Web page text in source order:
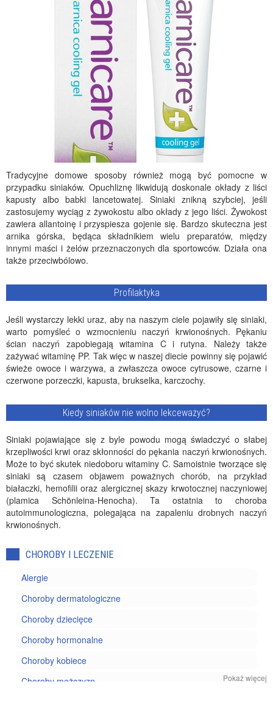
Tradycyjne domowe sposoby również mogą być pomocne w
przypadku siniaków. Opuchliznę likwidują doskonale okłady z liści
kapusty albo babki lancetowatej. Siniaki znikną szybciej, jeśli
zastosujemy wyciąg z żywokostu albo okłady z jego liści. Żywokost
zawiera allantoinę i przyspiesza gojenie się. Bardzo skuteczna jest
arnika górska, będąca składnikiem wielu preparatów, między
innymi maści i żelów przeznaczonych dla sportowców. Działa ona
także przeciwbólowo.
Profilaktyka
Jeśli wystarczy lekki uraz, aby na naszym ciele pojawiły się siniaki,
warto pomyśleć o wzmocnieniu naczyń krwionośnych. Pękaniu
ścian naczyń zapobiegają witamina C i rutyna. Należy także
zażywać witaminę PP. Tak więc w naszej diecie powinny się pojawić
świeże owoce i warzywa, a zwłaszcza owoce cytrusowe, czarne i
czerwone porzeczki, kapusta, brukselka, karczochy.
Kiedy siniaków nie wolno lekceważyć?
Siniaki pojawiające się z byle powodu mogą świadczyć o słabej
krzepliwości krwi oraz skłonności do pękania naczyń krwionośnych.
Może to być skutek niedoboru witaminy C. Samoistnie tworzące się
siniaki są czasem objawem poważnych chorób, na przykład
białaczki, hemofilii oraz alergicznej skazy krwotocznej naczyniowej
(plamica Schönleina-Henocha). Ta ostatnia to choroba
autoimmunologiczna, polegająca na zapaleniu drobnych naczyń
krwionośnych.
CHOROBY I LECZENIE
Alergie
Choroby dermatologiczne
Choroby dziecięce
Choroby hormonalne
Choroby kobiece
Choroby mężczyzn
Pokaż więcej